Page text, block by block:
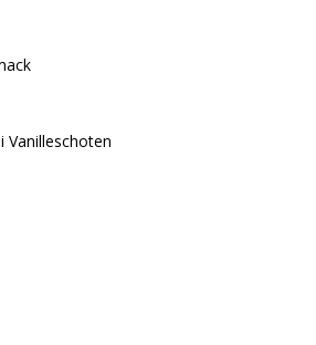
Vanilleschoten